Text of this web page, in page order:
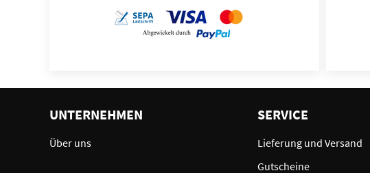
UNTERNEHMEN
Über uns
SERVICE
Lieferung und Versand
Gutscheine